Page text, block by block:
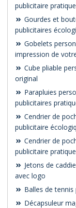
publicitaire pratique
Gourdes et
publicitaires
Gobelets
impression de
Cube pliable
original
Parapluies
publicitaires
Cendrier de
publicitaire
Cendrier de
publicitaire
Jetons de
avec logo
Balles de
Décapsuleur